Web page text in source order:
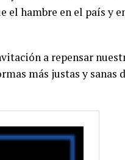
el hambre en el país y
a repensar
más justas y sanas